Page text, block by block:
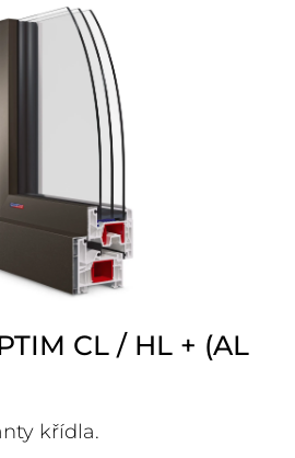
CL / HL + (AL
křídla.